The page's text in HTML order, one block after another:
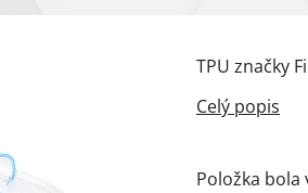
Položka
TPU značky